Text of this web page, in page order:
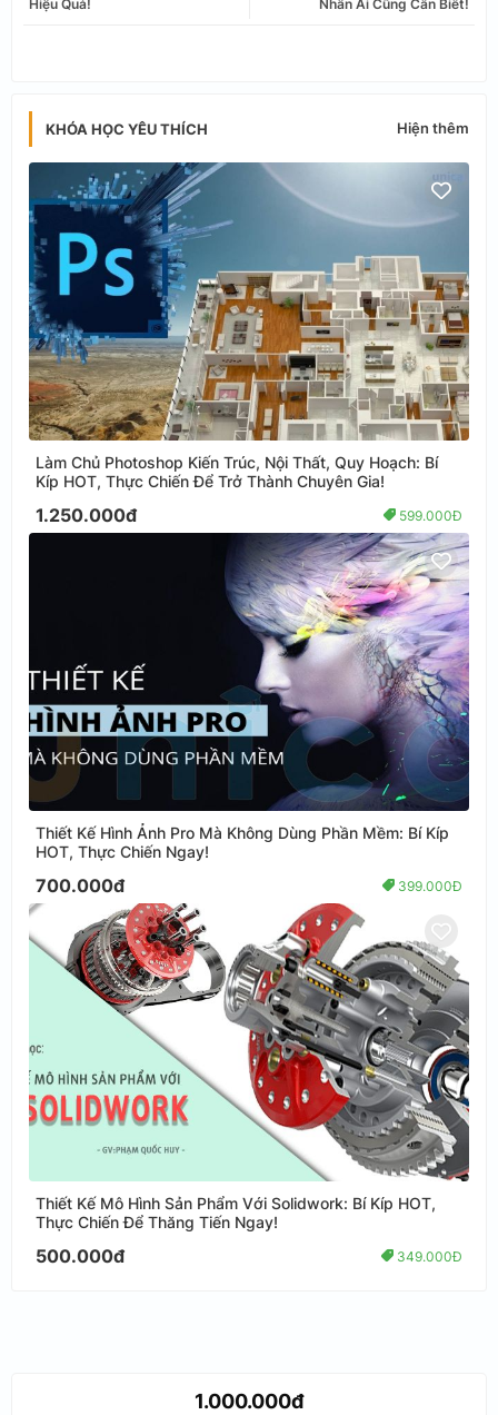
Nhân Ai Cũng Cần Biết!
Hiệu Quả!
KHÓA HỌC YÊU THÍCH Hiện thêm
Làm Chủ Photoshop Kiến Trúc, Nội Thất, Quy Hoạch: Bí
Kíp HOT, Thực Chiến Để Trở Thành Chuyên Gia!
1.250.000đ 599.000Đ
Thiết Kế Hình Ảnh Pro Mà Không Dùng Phần Mềm: Bí Kíp
HOT, Thực Chiến Ngay!
700.000đ 399.000Đ
Thiết Kế Mô Hình Sản Phẩm Với Solidwork: Bí Kíp HOT,
Thực Chiến Để Thăng Tiến Ngay!
500.000đ 349.000Đ
1.000.000đ